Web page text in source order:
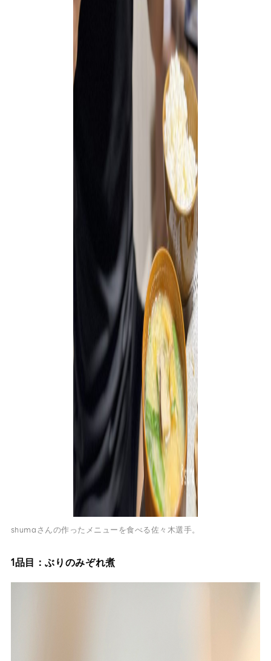
shumaさんの作ったメニューを食べる佐々木選手。
1品目：ぶりのみぞれ煮